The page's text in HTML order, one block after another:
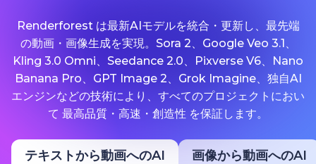
Renderforest は最新AIモデルを統合・更新し、最先端
の動画・画像生成を実現。Sora 2、Google Veo 3.1、
Kling 3.0 Omni、Seedance 2.0、Pixverse V6、Nano
Banana Pro、GPT Image 2、Grok Imagine、独自AI
エンジンなどの技術により、すべてのプロジェクトにおい
て 最高品質・高速・創造性 を保証します。
テキストから動画へのAI 画像から動画へのAI